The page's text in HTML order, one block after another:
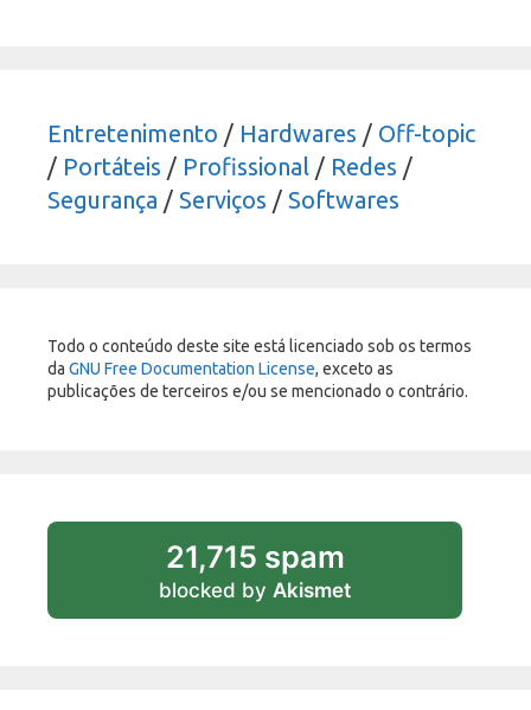
Entretenimento / Hardwares / Off-topic
/ Portáteis / Profissional / Redes /
Segurança / Serviços / Softwares
Todo o conteúdo deste site está licenciado sob os termos
da GNU Free Documentation License, exceto as
publicações de terceiros e/ou se mencionado o contrário.
21,715 spam
blocked by Akismet